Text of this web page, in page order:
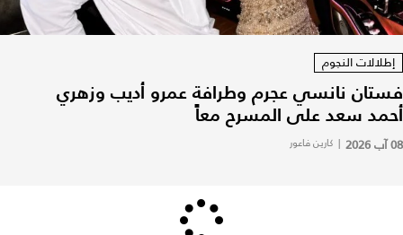
إطلالات النجوم
فستان نانسي عجرم وطرافة عمرو أديب وزهري
أحمد سعد على المسرح معاً
08 آب 2026 | كارين فاعور